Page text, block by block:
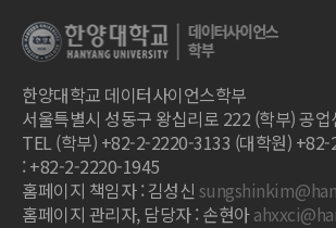
한양대학교 데이터사이언스학부
서울특별시 성동구 왕십리로 222 (학부) 공
TEL (학부) +82-2-2220-3133 (대학원) +82-
: +82-2-2220-1945
홈페이지 책임자 : 김성신
홈페이지 관리자, 담당자 : 손현아